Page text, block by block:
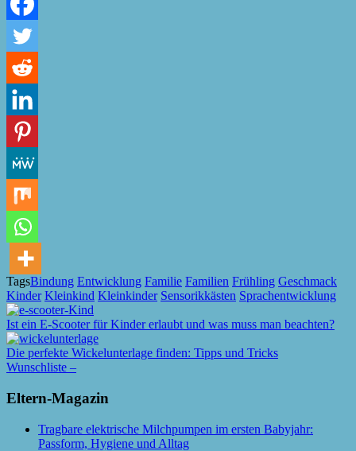
TagsBindung Entwicklung Familie Familien Frühling Geschmack
Kinder Kleinkind Kleinkinder Sensorikkästen Sprachentwicklung
Ist ein E-Scooter für Kinder erlaubt und was muss man beachten?
Die perfekte Wickelunterlage finden: Tipps und Tricks
Wunschliste –
Eltern-Magazin
Tragbare elektrische Milchpumpen im ersten Babyjahr:
Passform, Hygiene und Alltag